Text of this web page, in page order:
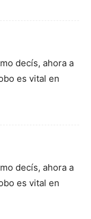
decís, ahora a
es vital en
decís, ahora a
es vital en